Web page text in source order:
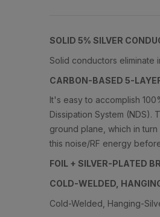
SOLID 5% SILVER
Solid conductors eliminate
CARBON-BASED 5-
It's easy to accomplish
Dissipation System
ground plane, which in
this noise/RF energy
FOIL + SILVER-PLATED
COLD-WELDED,
Cold-Welded, Hanging-